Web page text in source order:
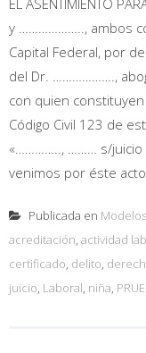
y ……………….., ambos
Capital Federal, por
del Dr. ……………….,
con quien
Código Civil 123 de
«………….., ……… s/juicio
venimos por éste acto
Publicada en
acreditación, actividad
certificado, delito,
juicio, Laboral, niña,